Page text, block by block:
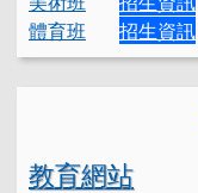
體育班
招生資訊
教育網站